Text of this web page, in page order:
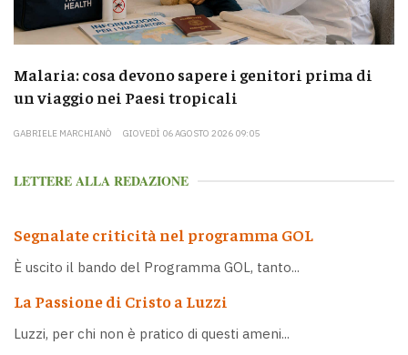
Malaria: cosa devono sapere i genitori prima di
un viaggio nei Paesi tropicali
GABRIELE MARCHIANÒ GIOVEDÌ 06 AGOSTO 2026 09:05
LETTERE ALLA REDAZIONE
Segnalate criticità nel programma GOL
È uscito il bando del Programma GOL, tanto...
La Passione di Cristo a Luzzi
Luzzi, per chi non è pratico di questi ameni...